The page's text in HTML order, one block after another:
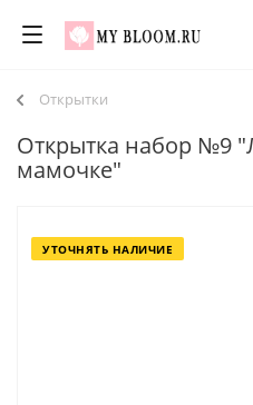
Открытки
Открытка набор №9
мамочке"
УТОЧНЯТЬ НАЛИЧИЕ